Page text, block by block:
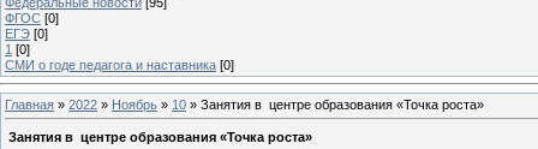
ФГОС [0]
ЕГЭ [0]
1 [0]
СМИ о годе педагога и наставника [0]
Главная » 2022 » Ноябрь » 10 » Занятия в центре образования «Точка роста»
Занятия в центре образования «Точка роста»